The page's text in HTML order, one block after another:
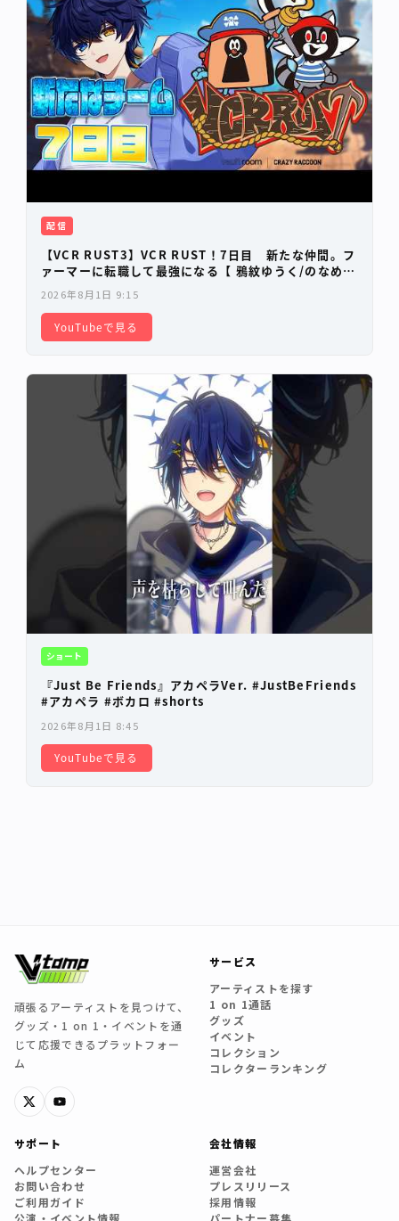
配信
【VCR RUST3】VCR RUST！7日目 新たな仲間。フ
ァーマーに転職して最強になる【 鴉紋ゆうく/のなめぷ
2026年8月1日 9:15
YouTubeで見る
ショート
『Just Be Friends』アカペラVer. #JustBeFriends
#アカペラ #ボカロ #shorts
2026年8月1日 8:45
YouTubeで見る
頑張るアーティストを見つけて、
グッズ・1 on 1・イベントを通
じて応援できるプラットフォー
ム
サービス
アーティストを探す
1 on 1通話
グッズ
イベント
コレクション
コレクターランキング
サポート
ヘルプセンター
お問い合わせ
ご利用ガイド
公演・イベント情報
会社情報
運営会社
プレスリリース
採用情報
パートナー募集